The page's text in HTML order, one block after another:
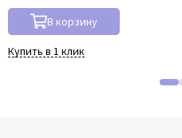
В корзину
Купить в 1 клик